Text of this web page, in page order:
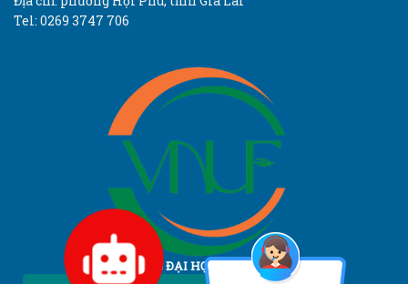
Tel: 0269 3747 706
TRƯỜNG ĐẠI HỌC LÂM NGHIỆP